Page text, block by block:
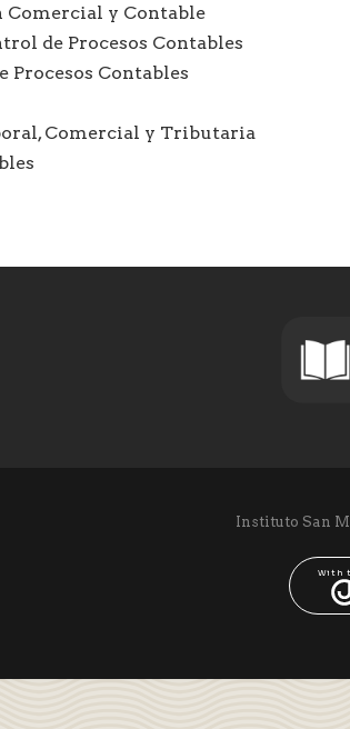
Comercial y Contable
de Procesos Contables
Procesos Contables
Comercial y Tributaria
Instituto San
With